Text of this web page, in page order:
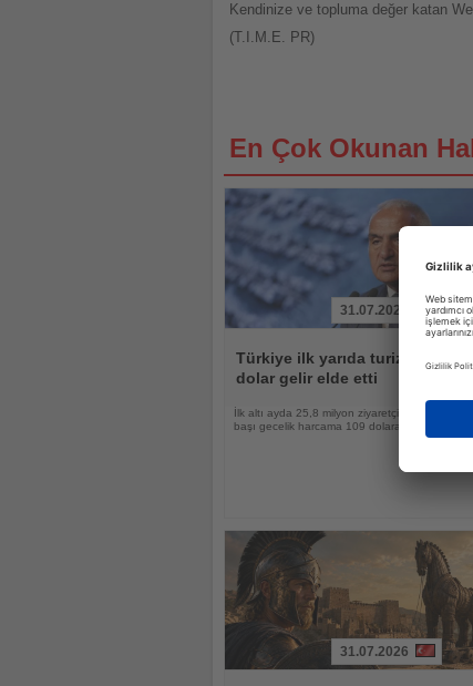
Kendinize ve topluma değer katan
(T.I.M.E. PR)
En Çok Okunan
Oku
31.07.2026
Türkiye ilk yarıda turizmden
dolar gelir elde etti
İlk altı ayda 25,8 milyon ziyaretçi ağırlayan
başı gecelik harcama 109 dolara yükseldi
31.07.2026